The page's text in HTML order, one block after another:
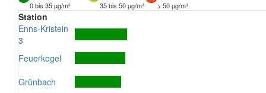
0 bis 35 µg/m³
35 bis 50 µg/m³ > 50 µg/m³
Station
Enns-Kristein
3
Feuerkogel
Grünbach